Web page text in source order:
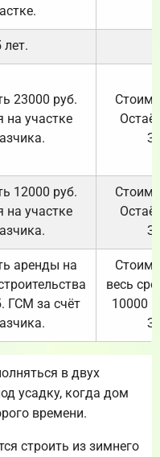
лет.
23000 руб.
на участке
12000 руб.
на участке
аренды на
ГСМ за счёт
весь
10000
в двух
усадку, когда дом
времени.
строить из зимнего